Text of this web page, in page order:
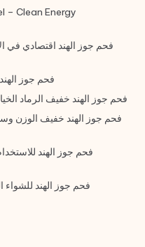
– Clean Energy
فحم جوز الهند اقتصادي في
فحم جوز
فحم جوز الهند خفيف الرماد
فحم جوز الهند خفيف الوزن
فحم جوز الهند
فحم جوز الهند للشواء